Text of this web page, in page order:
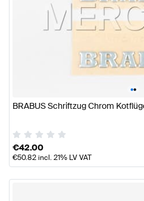
••
BRABUS Schriftzug Chrom
€42.00
€50.82incl. 21% LV VAT